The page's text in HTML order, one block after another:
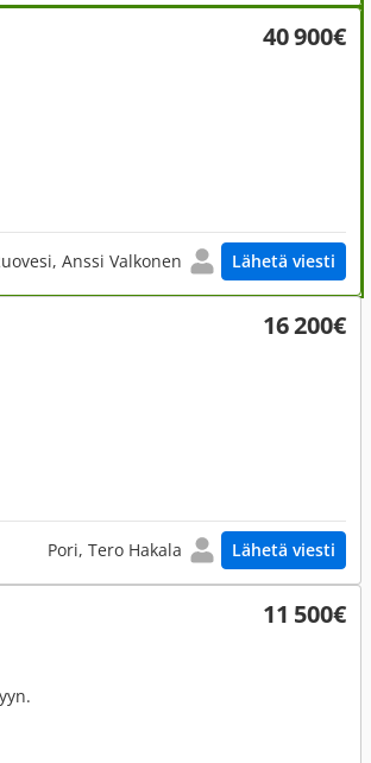
40 900€
Anssi Valkonen Lähetä viesti
16 200€
Pori, Tero Hakala Lähetä viesti
11 500€